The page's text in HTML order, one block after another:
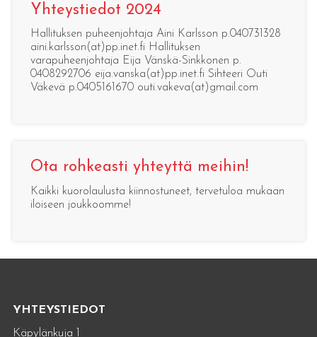
Yhteystiedot 2024
Hallituksen puheenjohtaja Aini Karlsson p.040731328
aini.karlsson(at)pp.inet.fi Hallituksen
varapuheenjohtaja Eija Vänskä-Sinkkonen p.
0408292706 eija.vanska(at)pp.inet.fi Sihteeri Outi
Väkevä p.0405161670 outi.vakeva(at)gmail.com
Ota rohkeasti yhteyttä meihin!
Kaikki kuorolaulusta kiinnostuneet, tervetuloa mukaan
iloiseen joukkoomme!
YHTEYSTIEDOT
Käpylänkuja 1